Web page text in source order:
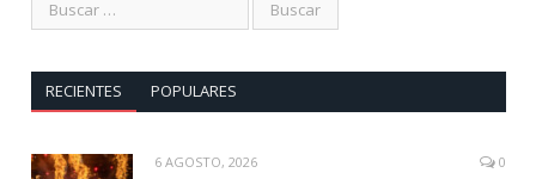
RECIENTES POPULARES
6 AGOSTO, 2026 0